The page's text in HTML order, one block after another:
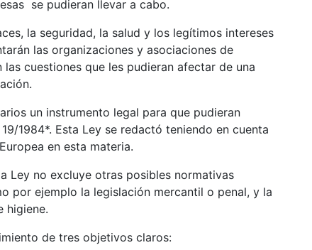
se pudieran llevar a cabo.
la seguridad, la salud y los legítimos intereses
las organizaciones y asociaciones de
cuestiones que les pudieran afectar de una
un instrumento legal para que pudieran
1984*. Esta Ley se redactó teniendo en cuenta
en esta materia.
no excluye otras posibles normativas
por ejemplo la legislación mercantil o penal, y la
higiene.
de tres objetivos claros: